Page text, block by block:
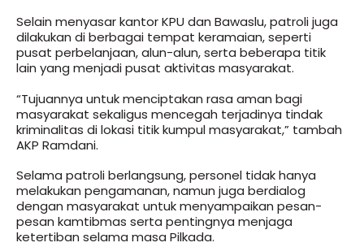
Selain menyasar kantor KPU dan Bawaslu, patroli juga
dilakukan di berbagai tempat keramaian, seperti
pusat perbelanjaan, alun-alun, serta beberapa titik
lain yang menjadi pusat aktivitas masyarakat.
“Tujuannya untuk menciptakan rasa aman bagi
masyarakat sekaligus mencegah terjadinya tindak
kriminalitas di lokasi titik kumpul masyarakat,” tambah
AKP Ramdani.
Selama patroli berlangsung, personel tidak hanya
melakukan pengamanan, namun juga berdialog
dengan masyarakat untuk menyampaikan pesan-
pesan kamtibmas serta pentingnya menjaga
ketertiban selama masa Pilkada.